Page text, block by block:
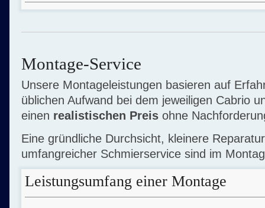
Montage-Service
Unsere Montageleistungen basieren auf
üblichen Aufwand bei dem jeweiligen Cabrio
einen realistischen Preis ohne
Eine gründliche Durchsicht, kleinere
umfangreicher Schmierservice sind im
Leistungsumfang einer Montage